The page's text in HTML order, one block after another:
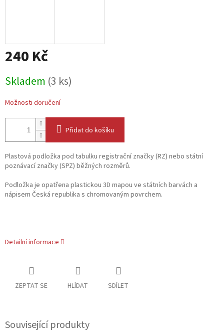
240 Kč
cena:
Skladem (3 ks)
Možnosti doručení
Přidat do košíku
Plastová podložka pod tabulku registrační značky (RZ) nebo státní
poznávací značky (SPZ) běžných rozměrů.
Podložka je opatřena plastickou 3D mapou ve státních barvách a
nápisem Česká republika s chromovaným povrchem.
Detailní informace
ZEPTAT SE HLÍDAT SDÍLET
Související produkty